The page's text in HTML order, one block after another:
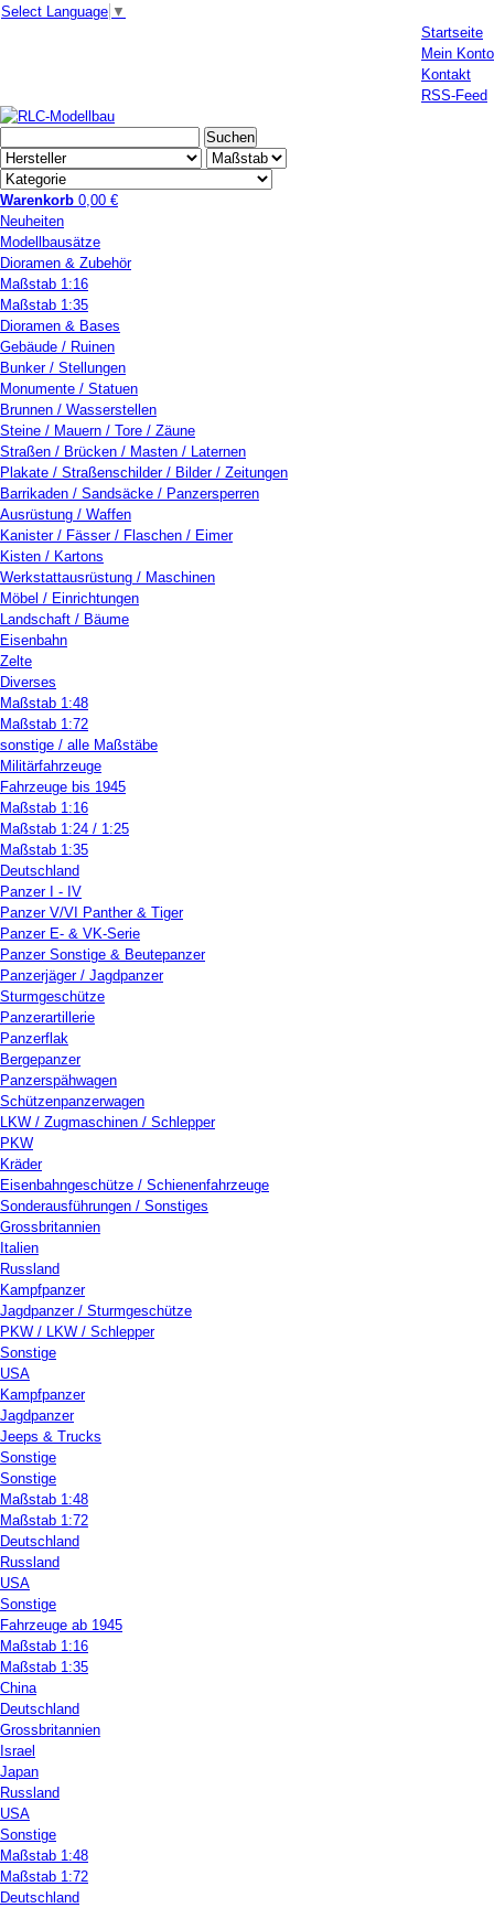
Select Language ▼
Startseite
Mein Konto
Kontakt
RSS-Feed
Warenkorb 0,00 €
Neuheiten
Modellbausätze
Dioramen & Zubehör
Maßstab 1:16
Maßstab 1:35
Dioramen & Bases
Gebäude / Ruinen
Bunker / Stellungen
Monumente / Statuen
Brunnen / Wasserstellen
Steine / Mauern / Tore / Zäune
Straßen / Brücken / Masten / Laternen
Plakate / Straßenschilder / Bilder / Zeitungen
Barrikaden / Sandsäcke / Panzersperren
Ausrüstung / Waffen
Kanister / Fässer / Flaschen / Eimer
Kisten / Kartons
Werkstattausrüstung / Maschinen
Möbel / Einrichtungen
Landschaft / Bäume
Eisenbahn
Zelte
Diverses
Maßstab 1:48
Maßstab 1:72
sonstige / alle Maßstäbe
Militärfahrzeuge
Fahrzeuge bis 1945
Maßstab 1:16
Maßstab 1:24 / 1:25
Maßstab 1:35
Deutschland
Panzer I - IV
Panzer V/VI Panther & Tiger
Panzer E- & VK-Serie
Panzer Sonstige & Beutepanzer
Panzerjäger / Jagdpanzer
Sturmgeschütze
Panzerartillerie
Panzerflak
Bergepanzer
Panzerspähwagen
Schützenpanzerwagen
LKW / Zugmaschinen / Schlepper
PKW
Kräder
Eisenbahngeschütze / Schienenfahrzeuge
Sonderausführungen / Sonstiges
Grossbritannien
Italien
Russland
Kampfpanzer
Jagdpanzer / Sturmgeschütze
PKW / LKW / Schlepper
Sonstige
USA
Kampfpanzer
Jagdpanzer
Jeeps & Trucks
Sonstige
Sonstige
Maßstab 1:48
Maßstab 1:72
Deutschland
Russland
USA
Sonstige
Fahrzeuge ab 1945
Maßstab 1:16
Maßstab 1:35
China
Deutschland
Grossbritannien
Israel
Japan
Russland
USA
Sonstige
Maßstab 1:48
Maßstab 1:72
Deutschland